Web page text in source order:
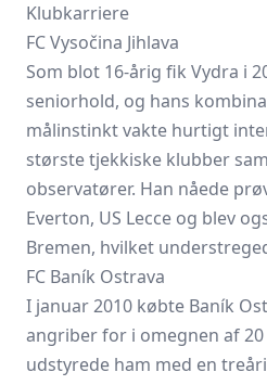
Klubkarriere
FC Vysočina Jihlava
Som blot 16-årig fik Vydra i
seniorhold, og hans
målinstinkt vakte hurtigt
største tjekkiske klubber
observatører. Han nåede
Everton, US Lecce og blev
Bremen, hvilket
FC Baník Ostrava
I januar 2010 købte Baník
angriber for i omegnen af
udstyrede ham med en